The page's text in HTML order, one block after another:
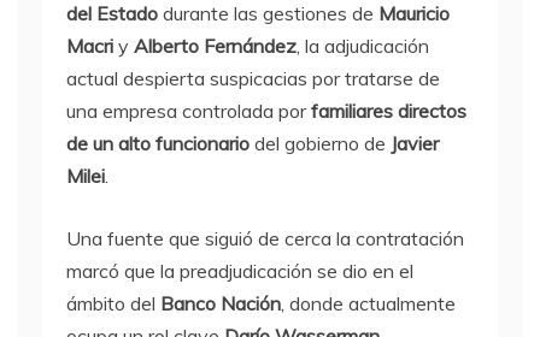
del Estado durante las gestiones de Mauricio
Macri y Alberto Fernández, la adjudicación
actual despierta suspicacias por tratarse de
una empresa controlada porfamiliares directos
de un alto funcionario del gobierno de Javier
Milei.
Una fuente que siguió de cerca la contratación
marcó que la preadjudicación se dio en el
ámbito del Banco Nación, donde actualmente